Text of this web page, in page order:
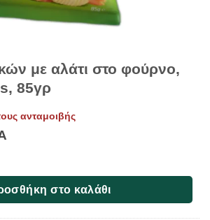
με αλάτι στο φούρνο,
85γρ
ανταμοιβής
στο καλάθι